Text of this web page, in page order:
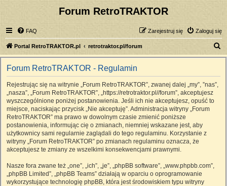
Forum RetroTRAKTOR
FAQ Zaloguj się
Zarejestruj się
Portal RetroTRAKTOR.pl retrotraktor.pl/forum
z
Forum RetroTRAKTOR - Regulamin
Rejestrując się na witrynie „Forum RetroTRAKTOR”, zwanej dalej „my”, ”nas”,
„nasza”, „Forum RetroTRAKTOR”, „https://retrotraktor.pl//forum”, akceptujesz
wyszczególnione poniżej postanowienia. Jeśli ich nie akceptujesz, opuść to
miejsce, naciskając przycisk „Nie akceptuję”. Administracja witryny „Forum
RetroTRAKTOR” ma prawo w dowolnym czasie zmienić poniższe
postanowienia, informując cię o zmianach, niemniej wskazane jest, aby
użytkownicy sami regularnie zaglądali do tego regulaminu. Korzystanie z
witryny „Forum RetroTRAKTOR” po zmianach regulaminu oznacza, że
akceptujesz te zmiany ze wszelkimi konsekwencjami prawnymi.
Nasze fora zwane też „one”, „ich”, „je”, „phpBB software”, „www.phpbb.com”,
„phpBB Limited”, „phpBB Teams” działają w oparciu o oprogramowanie
wykorzystujące technologię phpBB, która jest środowiskiem typu witryny